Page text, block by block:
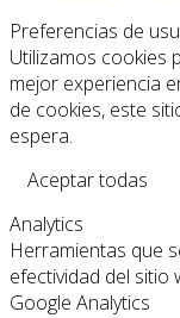
Preferencias de
Utilizamos cookies
mejor experiencia
de cookies, este
espera.
Aceptar todas
Analytics
Herramientas que
efectividad del sitio
Google Analytics